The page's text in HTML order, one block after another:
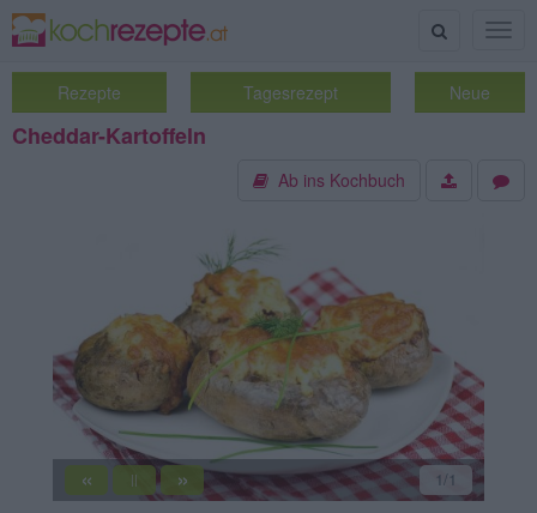
Suche
Rezepte Tagesrezept Neue
Cheddar-Kartoffeln
Ab ins Kochbuch
« || » 1/1